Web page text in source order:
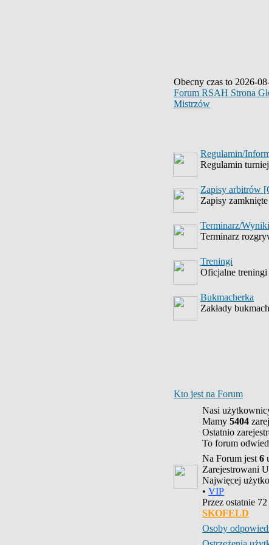
Obecny czas to 2026-
Forum RSAH Strona
Mistrzów
Regulamin/
Regulamin
Zapisy arbitrów
Zapisy zamknięte
Terminarz/Wyniki
Terminarz
Treningi
Oficjalne treningi
Bukmacherka
Zakłady
Kto jest na Forum
Nasi
Mamy 5404
Ostatnio
To forum
Na Forum jest 6
Zarejestrowani
Najwięcej
• VIP
Przez ostatnie
SKOFELD
Osoby